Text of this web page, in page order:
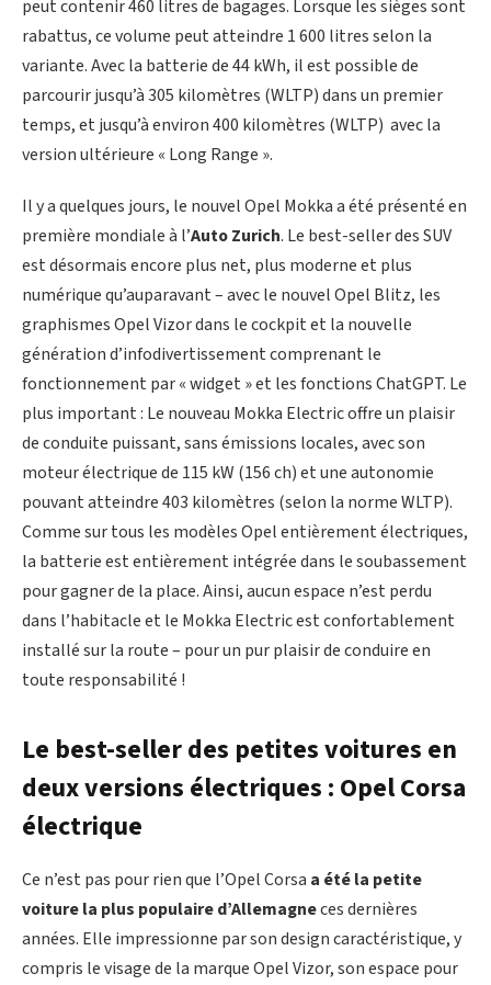
peut contenir 460 litres de bagages. Lorsque les sièges sont
rabattus, ce volume peut atteindre 1 600 litres selon la
variante. Avec la batterie de 44 kWh, il est possible de
parcourir jusqu’à 305 kilomètres (WLTP) dans un premier
temps, et jusqu’à environ 400 kilomètres (WLTP) avec la
version ultérieure « Long Range ».
Il y a quelques jours, le nouvel Opel Mokka a été présenté en
première mondiale à l’Auto Zurich. Le best-seller des SUV
est désormais encore plus net, plus moderne et plus
numérique qu’auparavant – avec le nouvel Opel Blitz, les
graphismes Opel Vizor dans le cockpit et la nouvelle
génération d’infodivertissement comprenant le
fonctionnement par « widget » et les fonctions ChatGPT. Le
plus important : Le nouveau Mokka Electric offre un plaisir
de conduite puissant, sans émissions locales, avec son
moteur électrique de 115 kW (156 ch) et une autonomie
pouvant atteindre 403 kilomètres (selon la norme WLTP).
Comme sur tous les modèles Opel entièrement électriques,
la batterie est entièrement intégrée dans le soubassement
pour gagner de la place. Ainsi, aucun espace n’est perdu
dans l’habitacle et le Mokka Electric est confortablement
installé sur la route – pour un pur plaisir de conduire en
toute responsabilité !
Le best-seller des petites voitures en
deux versions électriques : Opel Corsa
électrique
Ce n’est pas pour rien que l’Opel Corsa a été la petite
voiture la plus populaire d’Allemagneces dernières
années. Elle impressionne par son design caractéristique, y
compris le visage de la marque Opel Vizor, son espace pour